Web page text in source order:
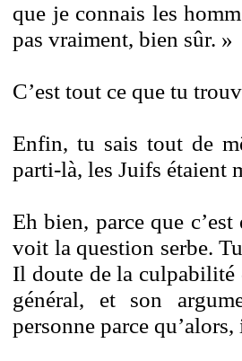
que je connais les
pas vraiment, bien sûr. »
C’est tout ce que tu
Enfin, tu sais tout de
parti-là, les Juifs étaient
Eh bien, parce que
voit la question serbe.
Il doute de la culpabilité
général, et son
personne parce